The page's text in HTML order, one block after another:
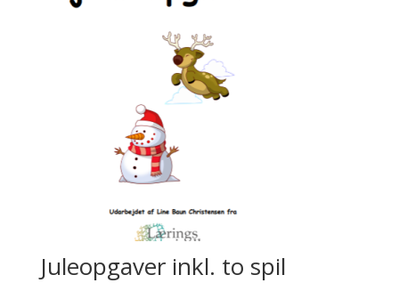
Juleopgaver inkl. to spil